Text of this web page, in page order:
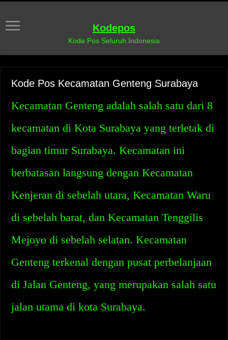
Kodepos
Kode Pos Seluruh Indonesia
Kode Pos Kecamatan Genteng Surabaya
Kecamatan Genteng adalah salah satu dari 8
kecamatan di Kota Surabaya yang terletak di
bagian timur Surabaya. Kecamatan ini
berbatasan langsung dengan Kecamatan
Kenjeran di sebelah utara, Kecamatan Waru
di sebelah barat, dan Kecamatan Tenggilis
Mejoyo di sebelah selatan. Kecamatan
Genteng terkenal dengan pusat perbelanjaan
di Jalan Genteng, yang merupakan salah satu
jalan utama di kota Surabaya.